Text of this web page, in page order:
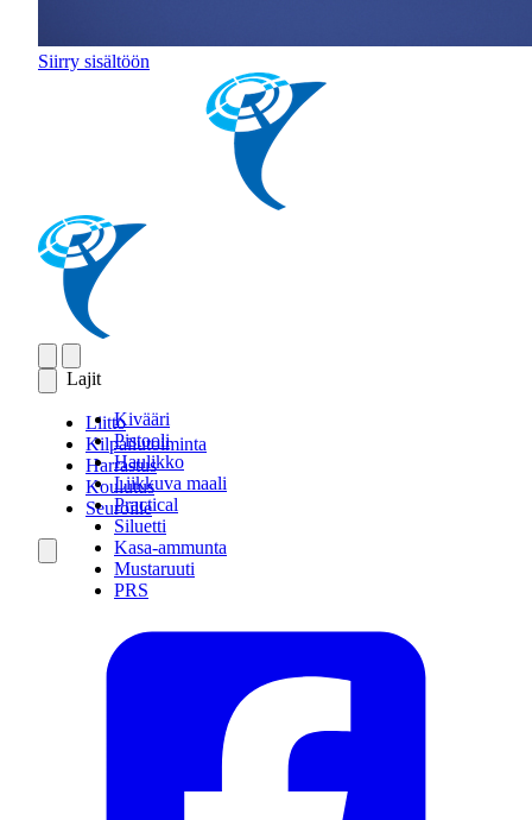
Siirry sisältöön
Lajit
Kivääri
Pistooli
Haulikko
Liikkuva maali
Practical
Siluetti
Kasa-ammunta
Mustaruuti
PRS
Liitto
Kilpailutoiminta
Harrastus
Koulutus
Seuroille